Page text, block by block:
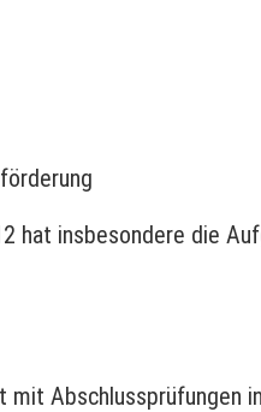
hat insbesondere die
mit Abschlussprüfungen